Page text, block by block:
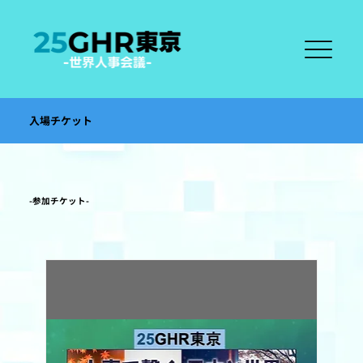
​-参加チケット-
​入場チケット